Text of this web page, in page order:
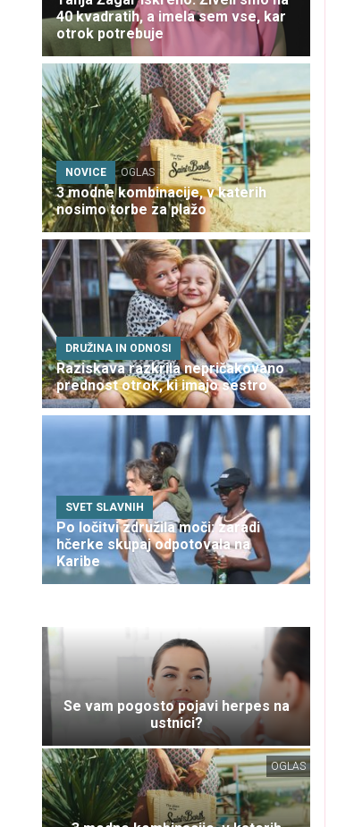
40 kvadratih, a imela sem vse, kar
otrok potrebuje
NOVICE OGLAS
3 modne kombinacije, v katerih
nosimo torbe za plažo
DRUŽINA IN ODNOSI
Raziskava razkrila nepričakovano
prednost otrok, ki imajo sestro
SVET SLAVNIH
Po ločitvi združila moči: zaradi
hčerke skupaj odpotovala na
Karibe
Se vam pogosto pojavi herpes na
ustnici?
OGLAS